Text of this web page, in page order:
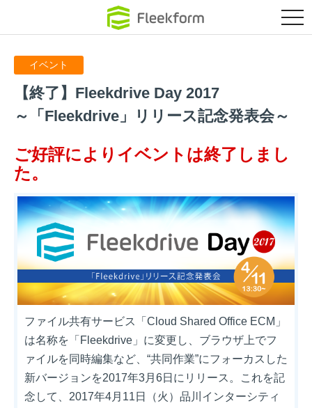
クラウド環
イベント
【終了】Fleekdrive Day 2017
～「Fleekdrive」リリース記念発表会～
ご好評によりイベントは終了しまし
た。
ファイル共有サービス「Cloud Shared Office ECM」
は名称を「Fleekdrive」に変更し、ブラウザ上でフ
ァイルを同時編集など、“共同作業”にフォーカスした
新バージョンを2017年3月6日にリリース。これを記
念して、2017年4月11日（火）品川インターシティ